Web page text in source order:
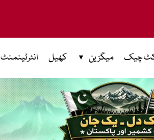
چیک میگزین کھیل انٹرٹینمنٹ